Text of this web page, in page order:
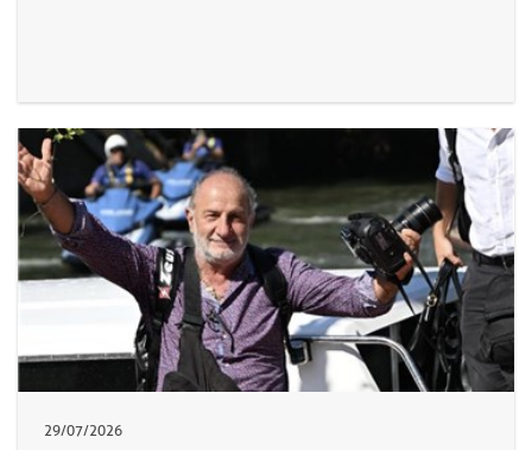
29/07/2026